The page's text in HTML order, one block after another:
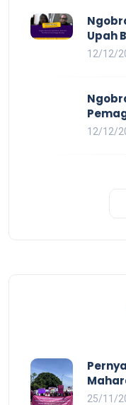
Upah
Pay
12/12/
12/12/
25/11/